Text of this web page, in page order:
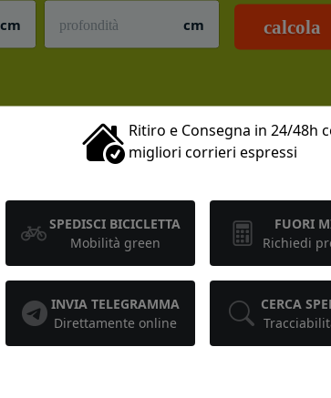
cm cm calcola
Ritiro e Consegna in 24/48h
migliori corrieri espressi
SPEDISCI BICICLETTA
Mobilità green
FUORI
Richiedi
INVIA TELEGRAMMA
Direttamente online
CERCA